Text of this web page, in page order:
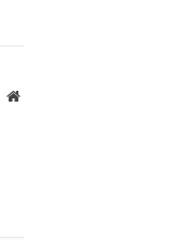
Website